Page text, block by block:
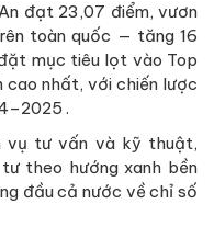
đạt 23,07 điểm, vươn
toàn quốc — tăng 16
mục tiêu lọt vào Top
cao nhất, với chiến lược
.
vụ tư vấn và kỹ thuật,
theo hướng xanh bền
đầu cả nước về chỉ số